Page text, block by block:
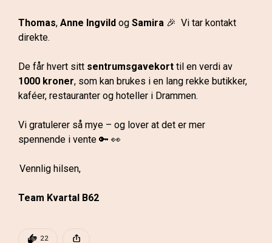
Thomas, Anne Ingvild og Samira 🎉  Vi tar kontakt
direkte.
De får hvert sitt sentrumsgavekort
1000 kroner, som kan brukes i en lang rekke butikker,
kaféer, restauranter og hoteller i Drammen.
Vi gratulerer så mye – og lover at det er mer
spennende i vente 🔑 👀
Vennlig hilsen,
Team Kvartal B62
DEN POSTEN HAR
22